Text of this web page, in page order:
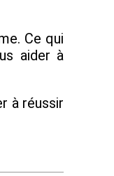
Ce qui
aider à
à réussir